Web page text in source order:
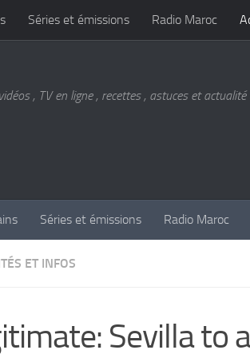
Séries et émissions Radio Maroc
, TV en ligne , recettes , astuces et
Séries et émissions Radio Maroc
ET INFOS
Sevilla to